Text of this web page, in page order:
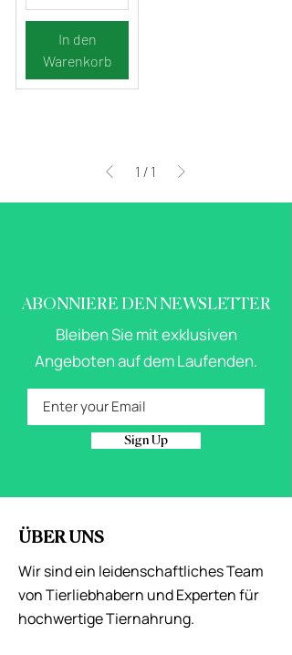
In den
Warenkorb
1 / 1
ABONNIERE DEN NEWSLETTER
Bleiben Sie mit exklusiven
Angeboten auf dem Laufenden.
Sign Up
ÜBER UNS
Wir sind ein leidenschaftliches Team
von Tierliebhabern und Experten für
hochwertige Tiernahrung.